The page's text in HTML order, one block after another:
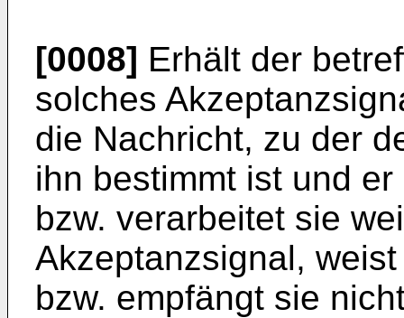
[0008] Erhält der
solches
die Nachricht, zu der
ihn bestimmt ist und
bzw. verarbeitet sie
Akzeptanzsignal,
bzw. empfängt sie